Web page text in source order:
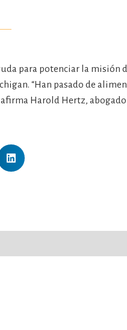
para potenciar la misión
“Han pasado de
afirma Harold Hertz,